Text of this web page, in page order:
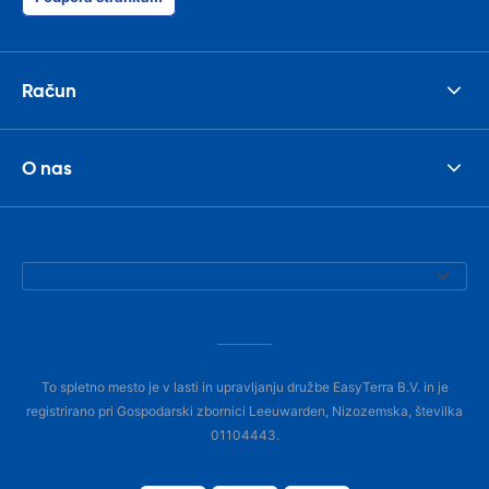
Račun
O nas
To spletno mesto je v lasti in upravljanju družbe EasyTerra B.V. in je
registrirano pri Gospodarski zbornici Leeuwarden, Nizozemska, številka
01104443.